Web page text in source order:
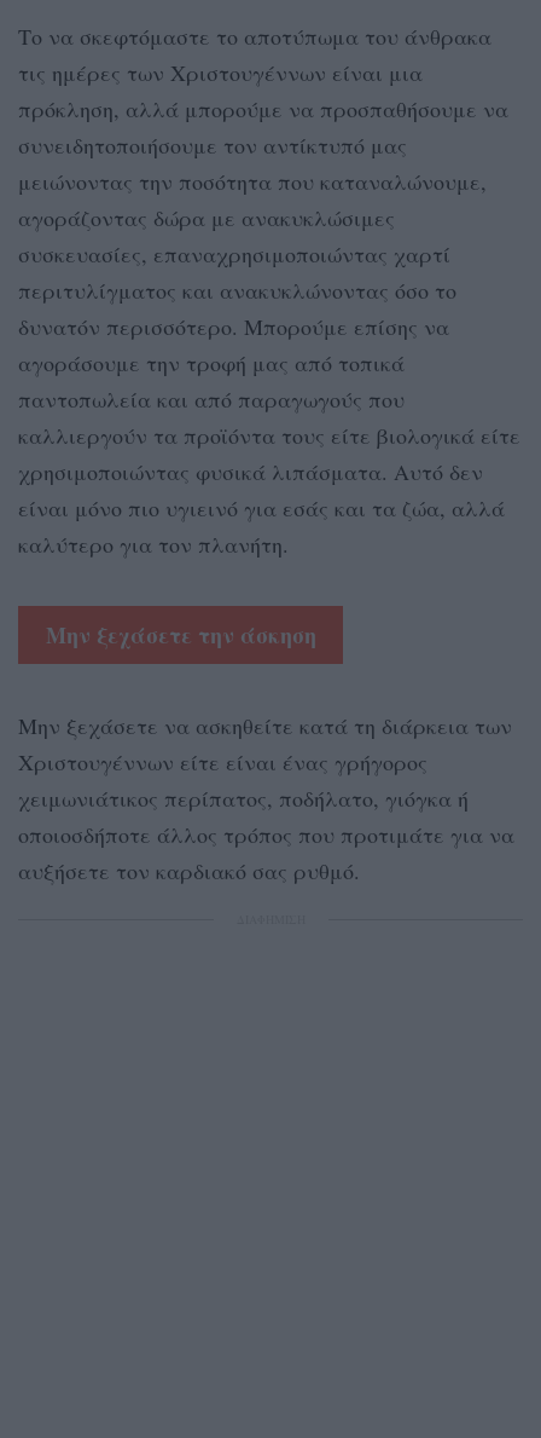
Το να σκεφτόμαστε το αποτύπωμα του άνθρακα
τις ημέρες των Χριστουγέννων είναι μια
πρόκληση, αλλά μπορούμε να προσπαθήσουμε να
συνειδητοποιήσουμε τον αντίκτυπό μας
μειώνοντας την ποσότητα που καταναλώνουμε,
αγοράζοντας δώρα με ανακυκλώσιμες
συσκευασίες, επαναχρησιμοποιώντας χαρτί
περιτυλίγματος και ανακυκλώνοντας όσο το
δυνατόν περισσότερο. Μπορούμε επίσης να
αγοράσουμε την τροφή μας από τοπικά
παντοπωλεία και από παραγωγούς που
καλλιεργούν τα προϊόντα τους είτε βιολογικά είτε
χρησιμοποιώντας φυσικά λιπάσματα. Αυτό δεν
είναι μόνο πιο υγιεινό για εσάς και τα ζώα, αλλά
καλύτερο για τον πλανήτη.
Μην ξεχάσετε την άσκηση
Μην ξεχάσετε να ασκηθείτε κατά τη διάρκεια των
Χριστουγέννων είτε είναι ένας γρήγορος
χειμωνιάτικος περίπατος, ποδήλατο, γιόγκα ή
οποιοσδήποτε άλλος τρόπος που προτιμάτε για να
αυξήσετε τον καρδιακό σας ρυθμό.